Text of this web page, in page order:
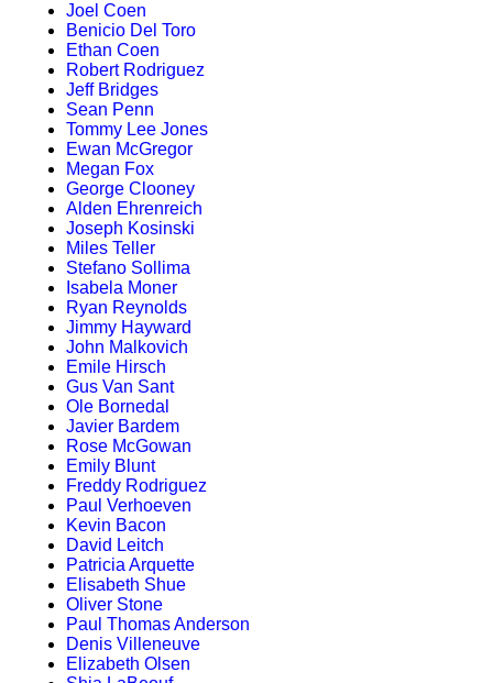
Joel Coen
Benicio Del Toro
Ethan Coen
Robert Rodriguez
Jeff Bridges
Sean Penn
Tommy Lee Jones
Ewan McGregor
Megan Fox
George Clooney
Alden Ehrenreich
Joseph Kosinski
Miles Teller
Stefano Sollima
Isabela Moner
Ryan Reynolds
Jimmy Hayward
John Malkovich
Emile Hirsch
Gus Van Sant
Ole Bornedal
Javier Bardem
Rose McGowan
Emily Blunt
Freddy Rodriguez
Paul Verhoeven
Kevin Bacon
David Leitch
Patricia Arquette
Elisabeth Shue
Oliver Stone
Paul Thomas Anderson
Denis Villeneuve
Elizabeth Olsen